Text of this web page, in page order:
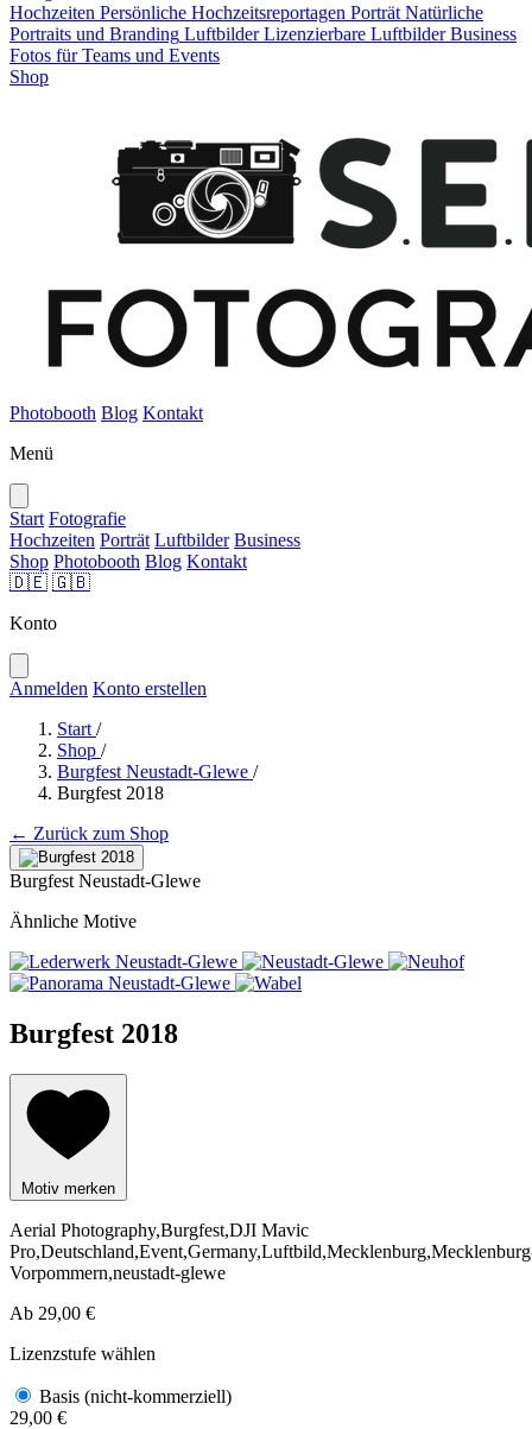
Hochzeiten Persönliche Hochzeitsreportagen Porträt Natürliche
Portraits und Branding Luftbilder Lizenzierbare Luftbilder Business
Fotos für Teams und Events
Shop
Photobooth Blog Kontakt
Menü
Start Fotografie
Hochzeiten Porträt Luftbilder Business
Shop Photobooth Blog Kontakt
🇩🇪 🇬🇧
Konto
Anmelden Konto erstellen
Start /
Shop /
Burgfest Neustadt-Glewe /
Burgfest 2018
← Zurück zum Shop
Burgfest Neustadt-Glewe
Ähnliche Motive
Burgfest 2018
Motiv merken
Aerial Photography,Burgfest,DJI Mavic
Vorpommern,neustadt-glewe
Ab 29,00 €
Lizenzstufe wählen
Basis (nicht-kommerziell)
29,00 €